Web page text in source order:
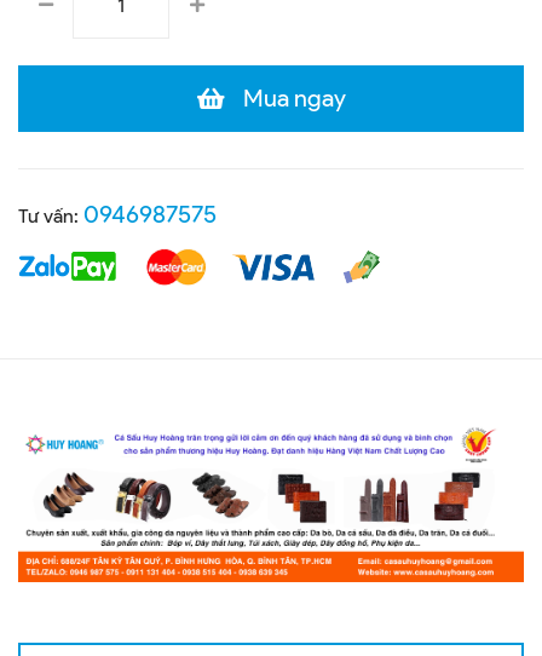
Mua ngay
Tư vấn: 0946987575